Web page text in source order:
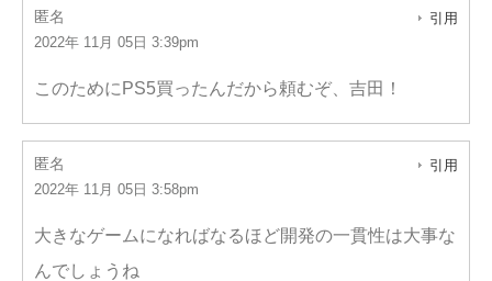
匿名
2022年 11月 05日 3:39pm
引用
このためにPS5買ったんだから頼むぞ、吉田！
匿名
2022年 11月 05日 3:58pm
引用
大きなゲームになればなるほど開発の一貫性は大事な
んでしょうね